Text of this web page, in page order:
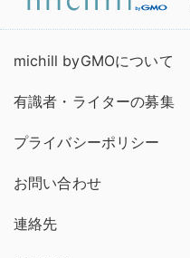
michill byGMOについて
有識者・ライターの募集
プライバシーポリシー
お問い合わせ
連絡先